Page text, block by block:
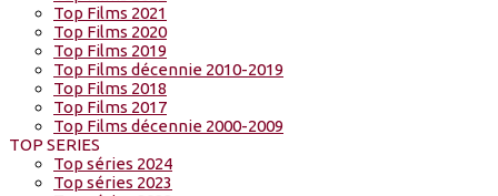
Top Films 2021
Top Films 2020
Top Films 2019
Top Films décennie 2010-2019
Top Films 2018
Top Films 2017
Top Films décennie 2000-2009
TOP SERIES
Top séries 2024
Top séries 2023